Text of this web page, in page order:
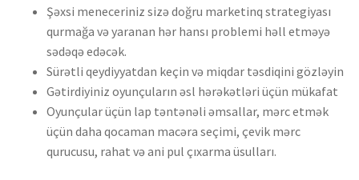
Şəxsi meneceriniz sizə doğru marketinq strategiyası
qurmağa və yaranan hər hansı problemi həll etməyə
sədəqə edəcək.
Sürətli qeydiyyatdan keçin və miqdar təsdiqini gözləyin
Gətirdiyiniz oyunçuların əsl hərəkətləri üçün mükafat
Oyunçular üçün lap təntənəli əmsallar, mərc etmək
üçün daha qocaman macəra seçimi, çevik mərc
qurucusu, rahat və ani pul çıxarma üsulları.